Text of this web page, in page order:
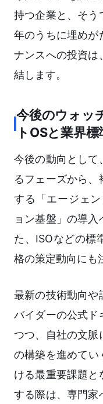
持つ企業と、そう
年のうちに埋めが
ナンスへの投資は
結します。
今後のウォッ
トOSと業界
今後の動向として
るフェーズから
する「エージェ
ョン基盤」の導
た、ISOなどの標
格の策定動向にも
最新の技術動向や
バイダーの公式ド
つつ、自社の文脈
の構築を進めてい
ける最重要課題と
する際は、専門家